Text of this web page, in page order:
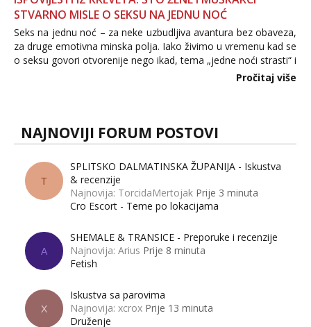
STVARNO MISLE O SEKSU NA JEDNU NOĆ
Seks na jednu noć – za neke uzbudljiva avantura bez obaveza,
za druge emotivna minska polja. Iako živimo u vremenu kad se
o seksu govori otvorenije nego ikad, tema „jedne noći strasti“ i
dalje izaziva burne rasprave. Što zapravo misle žene, a što
Pročitaj više
NAJNOVIJI FORUM POSTOVI
T
SPLITSKO DALMATINSKA ŽUPANIJA - Iskustva
& recenzije
Najnovija: TorcidaMertojak Prije 3 minuta
Cro Escort - Teme po lokacijama
A
SHEMALE & TRANSICE - Preporuke i recenzije
Najnovija: Arius Prije 8 minuta
Fetish
X
Iskustva sa parovima
Najnovija: xcrox Prije 13 minuta
Druženje